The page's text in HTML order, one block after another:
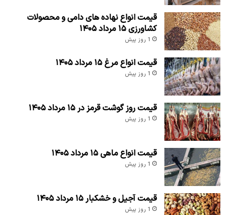
قیمت انواع نهاده های دامی و محصولات
کشاورزی ۱۵ مرداد ۱۴۰۵
1 روز پیش
قیمت انواع مرغ ۱۵ مرداد ۱۴۰۵
1 روز پیش
قیمت روز گوشت قرمز در ۱۵ مرداد ۱۴۰۵
1 روز پیش
قیمت انواع ماهی ۱۵ مرداد ۱۴۰۵
1 روز پیش
قیمت آجیل و خشکبار ۱۵ مرداد ۱۴۰۵
1 روز پیش